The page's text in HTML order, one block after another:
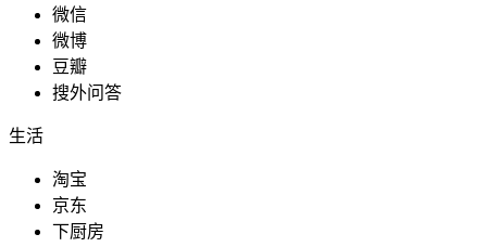
微信
微博
豆瓣
搜外问答
生活
淘宝
京东
下厨房